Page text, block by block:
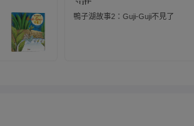
鴨子湖故事2：Guji-Guji不見了